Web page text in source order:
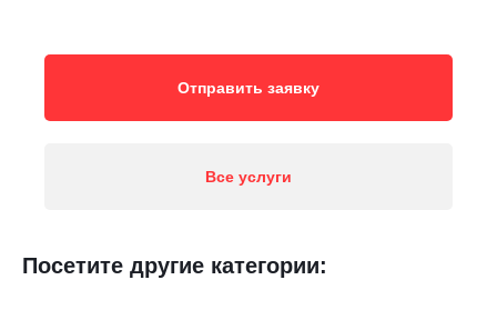
Отправить заявку
Все услуги
Посетите другие категории: